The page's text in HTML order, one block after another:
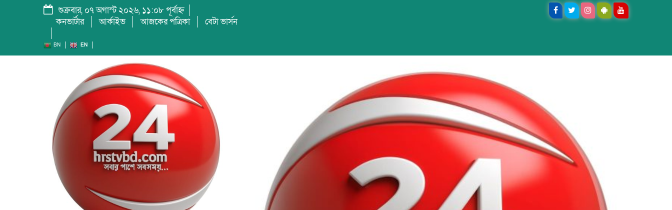
শুক্রবার, ০৭ অগাস্ট ২০২৬, ১১:০৮ পূর্বাহ্ন
কনভার্টার
আর্কাইভ আজকের পত্রিকা বেটা ভার্সন
BN EN